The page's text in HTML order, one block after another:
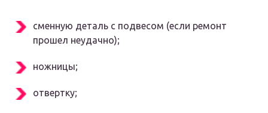
сменную деталь с подвесом (если ремонт
прошел неудачно);
ножницы;
отвертку;